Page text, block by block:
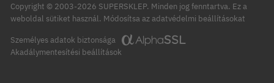
Copyright © 2003-2026 SUPERSKLEP. Minden jog fenntartva. Ez a
weboldal sütiket használ. Módosítsa az adatvédelmi beállításokat
Személyes adatok biztonsága
Akadálymentesítési beállítások